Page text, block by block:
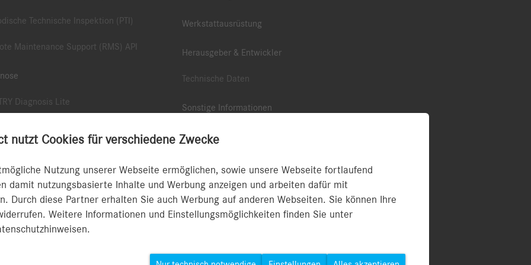
nutzt Cookies für verschiedene Zwecke
Nutzung unserer Webseite ermöglichen, sowie unsere Webseite fortlaufend
damit nutzungsbasierte Inhalte und Werbung anzeigen und arbeiten dafür mit
Durch diese Partner erhalten Sie auch Werbung auf anderen Webseiten. Sie können Ihre
Weitere Informationen und Einstellungsmöglichkeiten finden Sie unter
Technische Inspektion (PTI)
Maintenance Support (RMS) API
Diagnosis Lite
Scope
Update Service und Retail Data
Werkstattausrüstung
Herausgeber & Entwickler
Technische Daten
Sonstige Informationen
B2B Connect App
Typengenehmigungsnummern (PDF)
MFA-Leitfaden